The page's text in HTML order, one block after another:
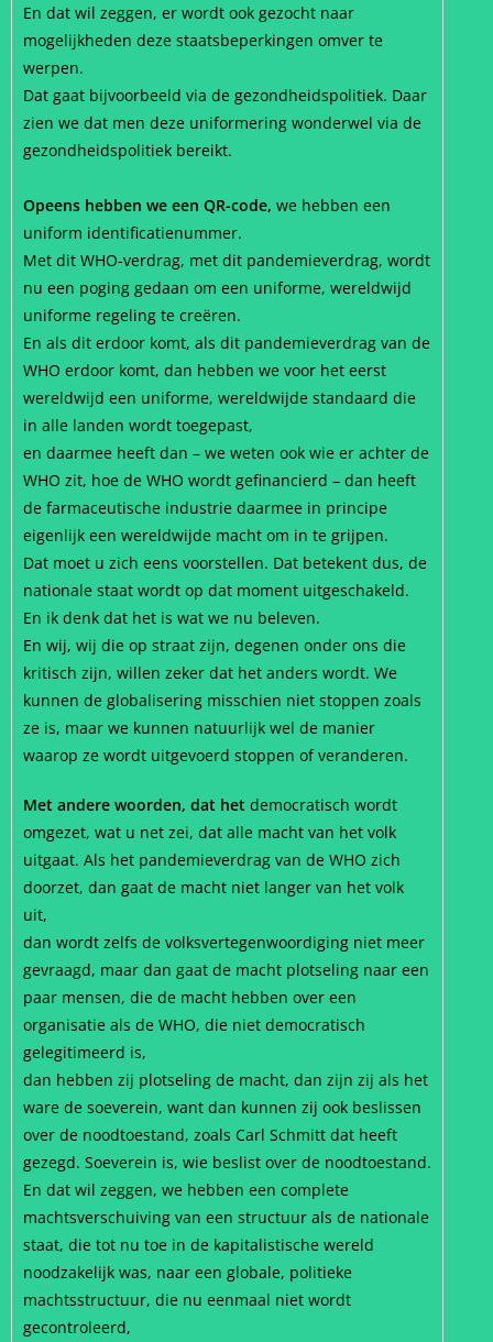
En dat wil zeggen, er wordt ook gezocht naar
mogelijkheden deze staatsbeperkingen omver te
werpen.
Dat gaat bijvoorbeeld via de gezondheidspolitiek. Daar
zien we dat men deze uniformering wonderwel via de
gezondheidspolitiek bereikt.
Opeens hebben we een QR-code, we hebben een
uniform identificatienummer.
Met dit WHO-verdrag, met dit pandemieverdrag, wordt
nu een poging gedaan om een uniforme, wereldwijd
uniforme regeling te creëren.
En als dit erdoor komt, als dit pandemieverdrag van de
WHO erdoor komt, dan hebben we voor het eerst
wereldwijd een uniforme, wereldwijde standaard die
in alle landen wordt toegepast,
en daarmee heeft dan – we weten ook wie er achter de
WHO zit, hoe de WHO wordt gefinancierd – dan heeft
de farmaceutische industrie daarmee in principe
eigenlijk een wereldwijde macht om in te grijpen.
Dat moet u zich eens voorstellen. Dat betekent dus, de
nationale staat wordt op dat moment uitgeschakeld.
En ik denk dat het is wat we nu beleven.
En wij, wij die op straat zijn, degenen onder ons die
kritisch zijn, willen zeker dat het anders wordt. We
kunnen de globalisering misschien niet stoppen zoals
ze is, maar we kunnen natuurlijk wel de manier
waarop ze wordt uitgevoerd stoppen of veranderen.
Met andere woorden, dat het democratisch wordt
omgezet, wat u net zei, dat alle macht van het volk
uitgaat. Als het pandemieverdrag van de WHO zich
doorzet, dan gaat de macht niet langer van het volk
uit,
dan wordt zelfs de volksvertegenwoordiging niet meer
gevraagd, maar dan gaat de macht plotseling naar een
paar mensen, die de macht hebben over een
organisatie als de WHO, die niet democratisch
gelegitimeerd is,
dan hebben zij plotseling de macht, dan zijn zij als het
ware de soeverein, want dan kunnen zij ook beslissen
over de noodtoestand, zoals Carl Schmitt dat heeft
gezegd. Soeverein is, wie beslist over de noodtoestand.
En dat wil zeggen, we hebben een complete
machtsverschuiving van een structuur als de nationale
staat, die tot nu toe in de kapitalistische wereld
noodzakelijk was, naar een globale, politieke
machtsstructuur, die nu eenmaal niet wordt
gecontroleerd,